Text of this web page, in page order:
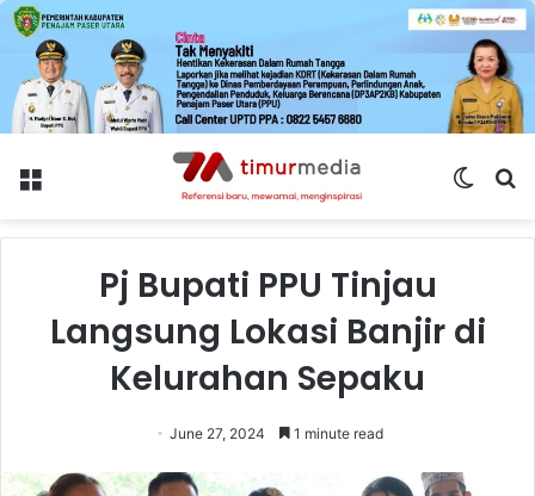
Menu
Switch
Pj Bupati PPU Tinjau
Langsung Lokasi Banjir di
Kelurahan Sepaku
June 27, 2024 1 minute read